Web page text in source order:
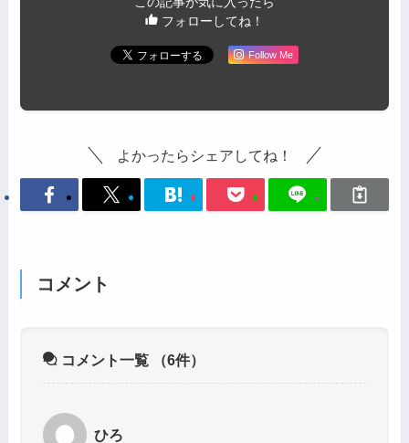
フォローしてね！
Follow Me
よかったらシェアしてね！
コメント
コメント一覧 （6件）
ひろ